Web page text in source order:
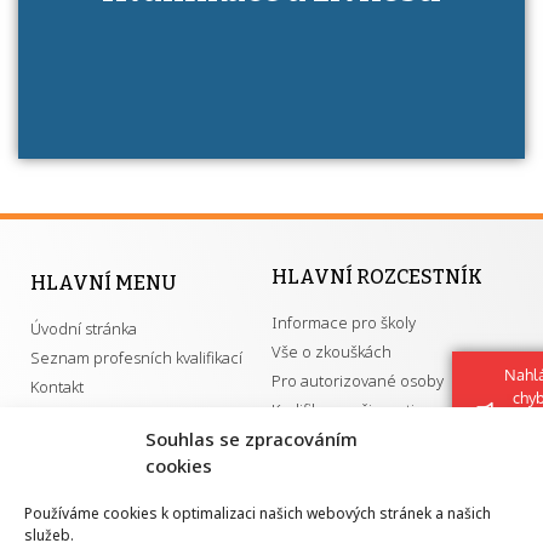
Souhlas se zpracováním
cookies
Používáme cookies k optimalizaci našich webových stránek a našich
služeb.
má získání autorizace?
HLAVNÍ MENU
Úvodní stránka
Seznam profesních kvalifikací
Kontakt
HLAVNÍ ROZCESTNÍK
Informace pro školy
Vše o zkouškách
Pro autorizované osoby
Kvalifikace a živnosti
GDPR